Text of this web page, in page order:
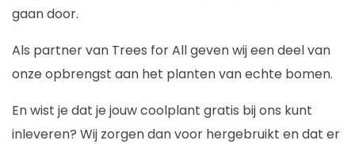
gaan door.
Als partner van Trees for All geven wij een deel van
onze opbrengst aan het planten van echte bomen.
En wist je dat je jouw coolplant gratis bij ons kunt
inleveren? Wij zorgen dan voor hergebruikt en dat er